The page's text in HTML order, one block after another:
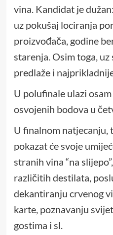
vina. Kandidat je
uz pokušaj lociranja
proizvođača, godine
starenja. Osim toga,
predlaže i
U polufinale ulazi
osvojenih bodova u
U finalnom natjecanju,
pokazat će svoje
stranih vina “na
različitih destilata,
dekantiranju crvenog
karte, poznavanju
gostima i sl.